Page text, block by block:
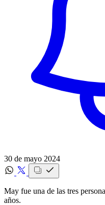
30 de mayo 2024
May fue una de las tres
años.